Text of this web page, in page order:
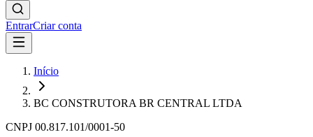
EntrarCriar conta
Início
BC CONSTRUTORA BR CENTRAL LTDA
CNPJ 00.817.101/0001-50